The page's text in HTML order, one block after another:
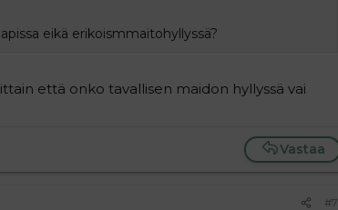
eikä erikoismmaitohyllyssä?
että onko tavallisen maidon hyllyssä vai
Vastaa
#7